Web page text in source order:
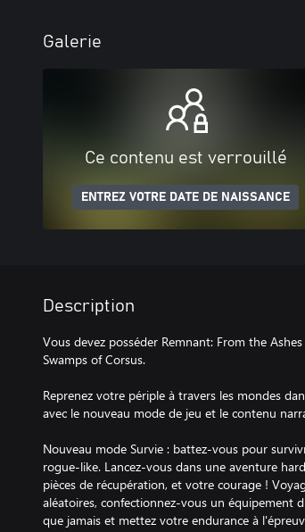
Galerie
Ce contenu est verrouillé
ENTREZ VOTRE DATE DE NAISSANCE
Description
Vous devez posséder Remnant: From the
Swamps of Corsus.
Reprenez votre périple à travers les mondes
avec le nouveau mode de jeu et le contenu
Nouveau mode Survie : battez-vous pour
rogue-like. Lancez-vous dans une aventure
pièces de récupération, et votre courage !
aléatoires, confectionnez-vous un équipement
que jamais et mettez votre endurance à